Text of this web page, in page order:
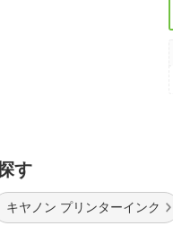
す
キヤノン プリンターインク